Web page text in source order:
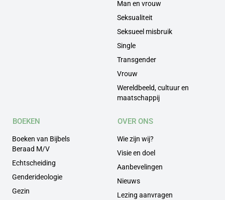
Man en vrouw
Seksualiteit
Seksueel misbruik
Single
Transgender
Vrouw
Wereldbeeld, cultuur en
maatschappij
BOEKEN
Boeken van Bijbels
Beraad M/V
Echtscheiding
Genderideologie
Gezin
OVER ONS
Wie zijn wij?
Visie en doel
Aanbevelingen
Nieuws
Lezing aanvragen